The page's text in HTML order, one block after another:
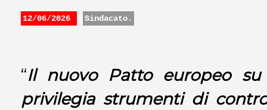
12/06/2026 Sindacato.
“Il nuovo Patto europeo
privilegia strumenti di